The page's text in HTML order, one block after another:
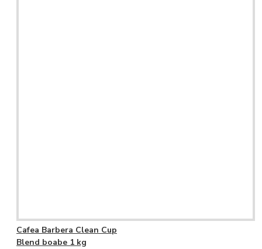
Cafea Barbera Clean Cup
Blend boabe 1 kg